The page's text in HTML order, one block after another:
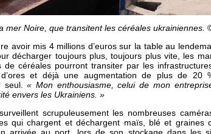
mer Noire, que transitent les céréales ukrainiennes.
avoir mis 4 millions d’euros sur la table au
décharger toujours plus, toujours plus vite, les
céréales pourront transiter par les
et déjà une augmentation de plus de 20
seul.« Mon enthousiasme, celui de mon
envers les Ukrainiens. »
scrupuleusement les nombreuses
qui chargent et déchargent maïs, blé et graines